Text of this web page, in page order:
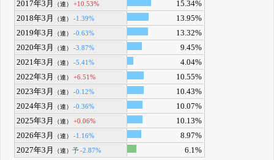
2017年3月 （連） +10.53%
15.34%
2018年3月
（連） -1.39%
13.95%
2019年3月
（連） -0.63%
13.32%
2020年3月
（連） -3.87%
9.45%
2021年3月
（連） -5.41%
4.04%
2022年3月
（連） +6.51%
10.55%
2023年3月
（連） -0.12%
10.43%
2024年3月
（連） -0.36%
10.07%
2025年3月
（連） +0.06%
10.13%
2026年3月
（連） -1.16%
8.97%
2027年3月
（連）予-2.87% 6.1%